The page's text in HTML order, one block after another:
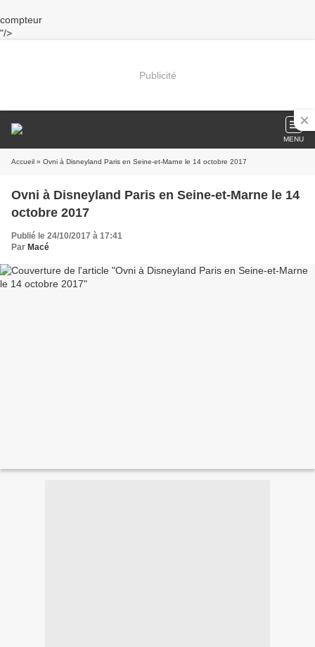
compteur
"/>
Publicité
MENU
Accueil » Ovni à Disneyland Paris en Seine-et-Marne le 14 octobre 2017
Ovni à Disneyland Paris en Seine-et-Marne le 14
octobre 2017
Publié le 24/10/2017 à 17:41
Par Macé